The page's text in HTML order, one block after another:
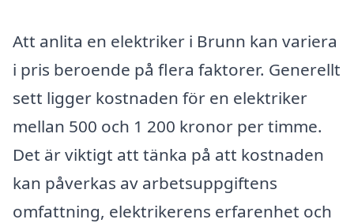
Att anlita en elektriker i Brunn kan variera
i pris beroende på flera faktorer. Generellt
sett ligger kostnaden för en elektriker
mellan 500 och 1 200 kronor per timme.
Det är viktigt att tänka på att kostnaden
kan påverkas av arbetsuppgiftens
omfattning, elektrikerens erfarenhet och